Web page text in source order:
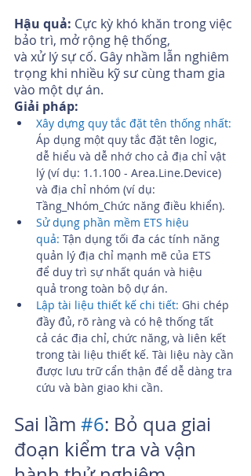
Hậu quả: Cực kỳ khó khăn trong việc
bảo trì, mở rộng hệ thống,
và xử lý sự cố. Gây nhầm lẫn nghiêm
trọng khi nhiều kỹ sư cùng tham gia
vào một dự án.
Giải pháp:
Xây dựng quy tắc đặt tên thống nhất:
Áp dụng một quy tắc đặt tên logic,
dễ hiểu và dễ nhớ cho cả địa chỉ vật
lý (ví dụ: 1.1.100 - Area.Line.Device)
và địa chỉ nhóm (ví dụ:
Tầng_Nhóm_Chức năng điều khiển).
Sử dụng phần mềm ETS hiệu
quả: Tận dụng tối đa các tính năng
quản lý địa chỉ mạnh mẽ của ETS
để duy trì sự nhất quán và hiệu
quả trong toàn bộ dự án.
Lập tài liệu thiết kế chi tiết: Ghi chép
đầy đủ, rõ ràng và có hệ thống tất
cả các địa chỉ, chức năng, và liên kết
trong tài liệu thiết kế. Tài liệu này cần
được lưu trữ cẩn thận để dễ dàng tra
cứu và bàn giao khi cần.
Sai lầm #6: Bỏ qua giai
đoạn kiểm tra và vận